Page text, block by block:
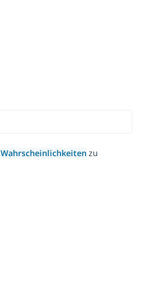
Wahrscheinlichkeiten zu